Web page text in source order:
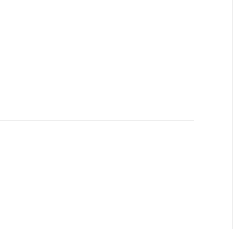
в Казахстане